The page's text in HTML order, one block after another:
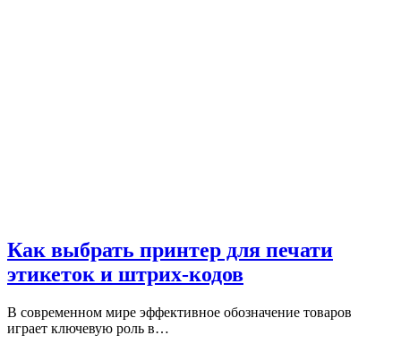
Как выбрать принтер для печати
этикеток и штрих-кодов
В современном мире эффективное обозначение товаров
играет ключевую роль в…